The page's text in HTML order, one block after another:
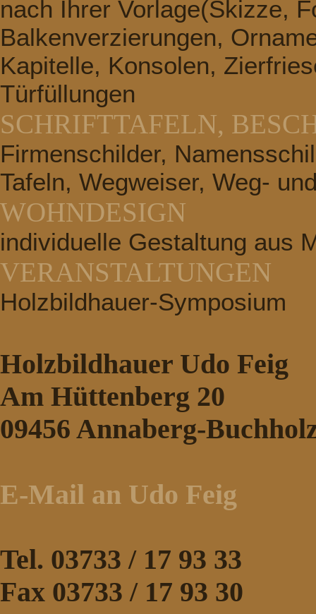
nach Ihrer Vorlage(Skizze,
Balkenverzierungen,
Kapitelle, Konsolen,
Türfüllungen
SCHRIFTTAFELN,
Firmenschilder,
Tafeln, Wegweiser, Weg-
WOHNDESIGN
individuelle Gestaltung aus
VERANSTALTUNGEN
Holzbildhauer-Symposium
Holzbildhauer Udo Feig
Am Hüttenberg 20
09456 Annaberg-
E-Mail an Udo Feig
Tel. 03733 / 17 93 33
Fax 03733 / 17 93 30